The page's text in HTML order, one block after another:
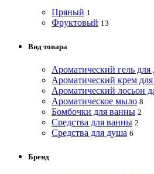
Пряный 1
Фруктовый 13
Вид товара
Ароматический гель для
Ароматический крем для
Ароматический лосьон
Ароматическое мыло 8
Бомбочки для ванны 2
Средства для ванны 2
Средства для душа 6
Бренд